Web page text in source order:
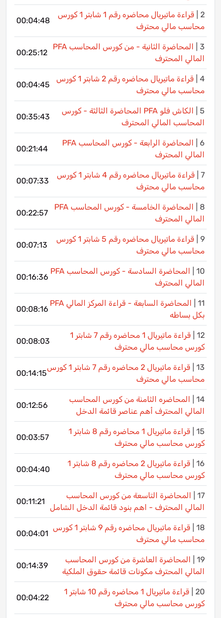
2 |
قراءة ماتيريال محاضره رقم 1 شابتر 1 كورس
محاسب مالي محترف
00:04:48
3 |
PFA المحاضرة الثانية - من كورس المحاسب
المالي المحترف
00:25:12
4 |
قراءة ماتيريال محاضره رقم 2 شابتر 1 كورس
محاسب مالي محترف
00:04:45
5 |
الكاش فلو PFA المحاضرة الثالثة - كورس
المحاسب المالي المحترف
00:35:43
6 |
PFA المحاضرة الرابعة - كورس المحاسب
المالي المحترف
00:21:44
7 |
قراءة ماتيريال محاضره رقم 4 شابتر 1 كورس
محاسب مالي محترف
00:07:33
8 |
PFA المحاضرة الخامسة - كورس المحاسب
المالي المحترف
00:22:57
9 |
قراءة ماتيريال محاضره رقم 5 شابتر 1 كورس
محاسب مالي محترف
00:07:13
10 |
PFA المحاضرة السادسة - كورس المحاسب
المالي المحترف
00:16:36
11 |
PFA المحاضرة السابعة - قراءة المركز المالي
بكل بساطه
00:08:16
12 |
قراءة ماتيريال 1 محاضره رقم 7 شابتر 1
كورس محاسب مالي محترف
00:08:03
13 |
قراءة ماتيريال 2 محاضره رقم 7 شابتر 1 كورس
محاسب مالي محترف
00:14:15
14 |
المحاضره الثامنة من كورس المحاسب
المالي المحترف أهم عناصر قائمة الدخل
00:12:56
15 |
قراءة ماتيريال 1 محاضره رقم 8 شابتر 1
كورس محاسب مالي محترف
00:03:57
16 |
قراءة ماتيريال 2 محاضره رقم 8 شابتر 1
كورس محاسب مالي محترف
00:04:40
17 |
المحاضرة التاسعة من كورس المحاسب
المالي المحترف - اهم بنود قائمة الدخل الشامل
00:11:21
18 |
قراءة ماتيريال محاضره رقم 9 شابتر 1 كورس
محاسب مالي محترف
00:04:01
19 |
المحاضرة العاشرة من كورس المحاسب
المالي المحترف مكونات قائمة حقوق الملكية
00:14:39
20 |
قراءة ماتيريال 1 محاضره رقم 10 شابتر 1
كورس محاسب مالي محترف
00:04:22